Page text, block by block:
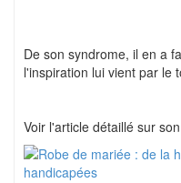
De son syndrome, il en a
l'inspiration lui vient par le
Voir l'article détaillé sur